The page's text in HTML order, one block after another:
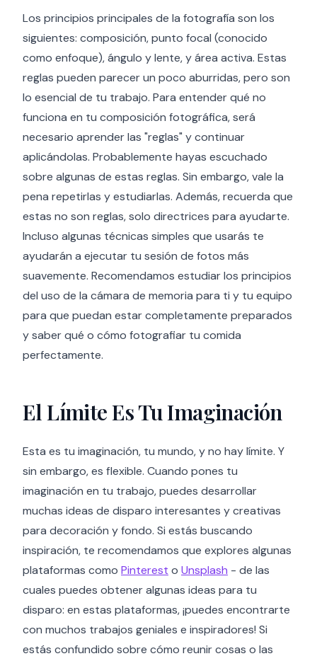
Los principios principales de la fotografía son los
siguientes: composición, punto focal (conocido
como enfoque), ángulo y lente, y área activa. Estas
reglas pueden parecer un poco aburridas, pero son
lo esencial de tu trabajo. Para entender qué no
funciona en tu composición fotográfica, será
necesario aprender las "reglas" y continuar
aplicándolas. Probablemente hayas escuchado
sobre algunas de estas reglas. Sin embargo, vale la
pena repetirlas y estudiarlas. Además, recuerda que
estas no son reglas, solo directrices para ayudarte.
Incluso algunas técnicas simples que usarás te
ayudarán a ejecutar tu sesión de fotos más
suavemente. Recomendamos estudiar los principios
del uso de la cámara de memoria para ti y tu equipo
para que puedan estar completamente preparados
y saber qué o cómo fotografiar tu comida
perfectamente.
El Límite Es Tu Imaginación
Esta es tu imaginación, tu mundo, y no hay límite. Y
sin embargo, es flexible. Cuando pones tu
imaginación en tu trabajo, puedes desarrollar
muchas ideas de disparo interesantes y creativas
para decoración y fondo. Si estás buscando
inspiración, te recomendamos que explores algunas
plataformas como Pinterest o Unsplash - de las
cuales puedes obtener algunas ideas para tu
disparo: en estas plataformas, ¡puedes encontrarte
con muchos trabajos geniales e inspiradores! Si
estás confundido sobre cómo reunir cosas o las